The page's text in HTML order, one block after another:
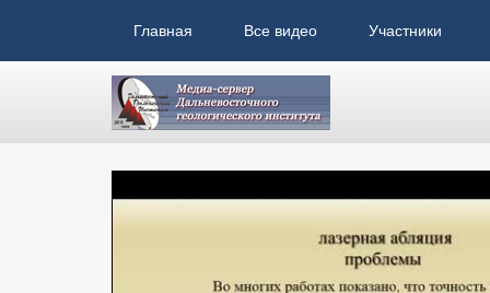
Главная Все видео Участники